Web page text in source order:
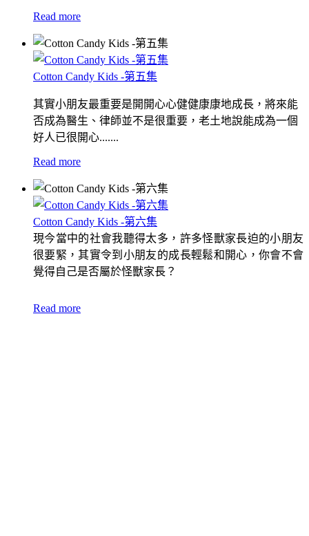
Read more
Cotton Candy Kids -第五集
其實小朋友最重要是開開心心健健康康地成長，將來能
否成為醫生、律師並不是很重要，老土地說能成為一個
好人已很開心.......
Read more
Cotton Candy Kids -第六集
現今當中的社會我聽得太多，許多怪獸家長迫的小朋友
很要緊，其實令到小朋友的成長輕鬆和開心，你會不會
覺得自己是否屬於怪獸家長？
Read more